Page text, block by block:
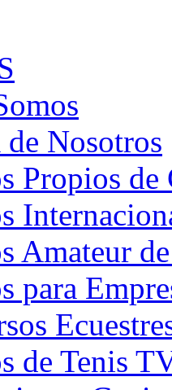
de Nosotros
Propios
Amateur
para
de Tenis